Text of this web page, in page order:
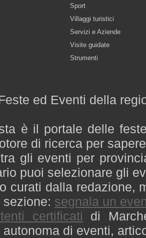
Sport
Villaggi turistici
Servizi e Aziende
Visite guidate
Strumenti
ed Eventi della
è il portale delle
di ricerca per
gli eventi per
puoi selezionare gli
curati dalla redazione,
segnala un
certificati di
di eventi,